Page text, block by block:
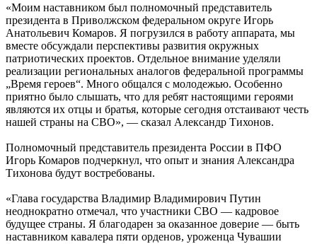
«Моим наставником был полномочный представитель
президента в Приволжском федеральном округе Игорь
Анатольевич Комаров. Я погрузился в работу аппарата, мы
вместе обсуждали перспективы развития окружных
патриотических проектов. Отдельное внимание уделяли
реализации региональных аналогов федеральной программы
„Время героев“. Много общался с молодежью. Особенно
приятно было слышать, что для ребят настоящими героями
являются их отцы и братья, которые сегодня отстаивают честь
нашей страны на СВО», — сказал Александр Тихонов.
Полномочный представитель президента России в ПФО
Игорь Комаров подчеркнул, что опыт и знания Александра
Тихонова будут востребованы.
«Глава государства Владимир Владимирович Путин
неоднократно отмечал, что участники СВО — кадровое
будущее страны. Я благодарен за оказанное доверие — быть
наставником кавалера пяти орденов, уроженца Чувашии